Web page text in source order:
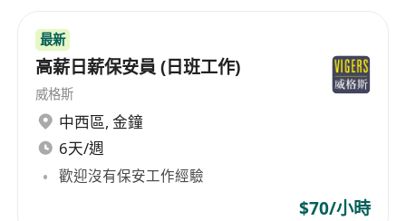
最新
高薪日薪保安員 (日班工作)
威格斯
中西區, 金鐘
6天/週
歡迎沒有保安工作經驗
$70/小時